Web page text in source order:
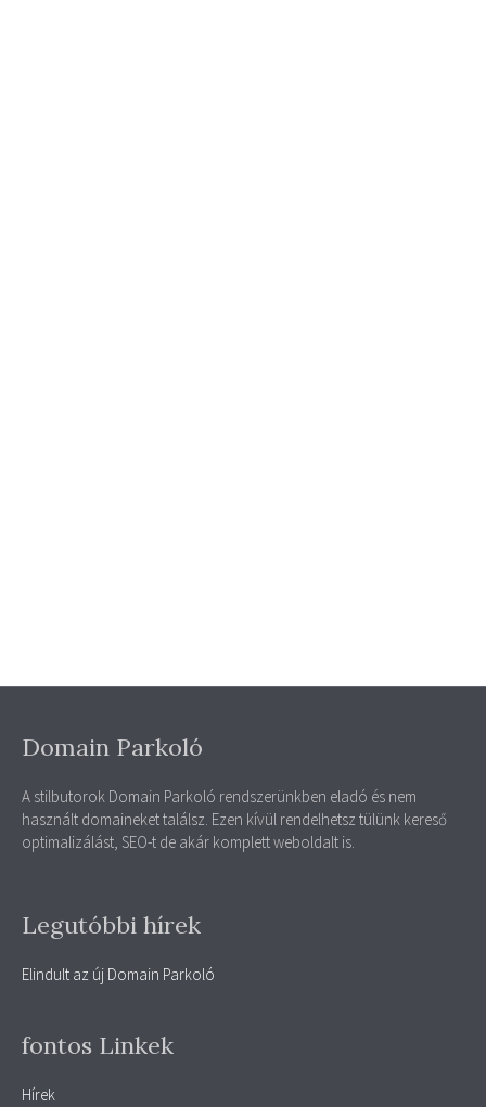
Domain Parkoló
A stilbutorok Domain Parkoló rendszerünkben eladó és nem
használt domaineket találsz. Ezen kívül rendelhetsz tülünk kereső
optimalizálást, SEO-t de akár komplett weboldalt is.
Legutóbbi hírek
Elindult az új Domain Parkoló
fontos Linkek
Hírek